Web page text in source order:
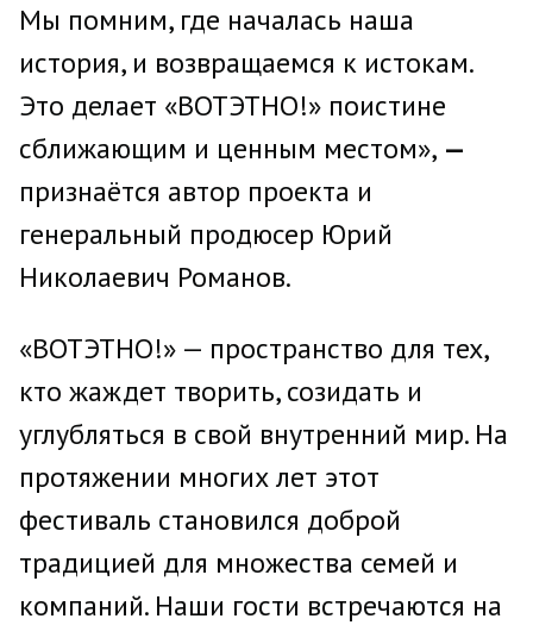
Мы помним, где началась наша
история, и возвращаемся к истокам.
Это делает «ВОТЭТНО!» поистине
сближающим и ценным местом», —
признаётся автор проекта и
генеральный продюсер Юрий
Николаевич Романов.
«ВОТЭТНО!» — пространство для тех,
кто жаждет творить, созидать и
углубляться в свой внутренний мир. На
протяжении многих лет этот
фестиваль становился доброй
традицией для множества семей и
компаний. Наши гости встречаются на